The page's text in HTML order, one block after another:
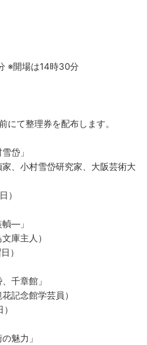
※開場は14時30分
て整理券を配布します。
岱」
、小村雪岱研究家、大阪芸術大
）
―」
庫主人）
）
千章館」
記念館学芸員）
魅力」